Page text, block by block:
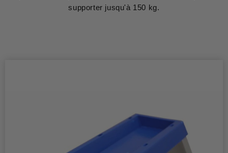
supporter jusqu'à 150 kg.